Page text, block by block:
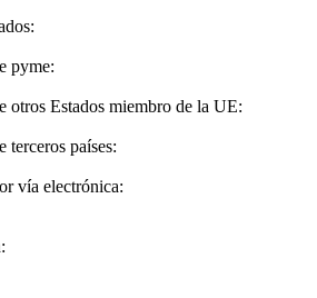
pyme:
otros Estados miembro de la UE:
terceros países:
vía electrónica: